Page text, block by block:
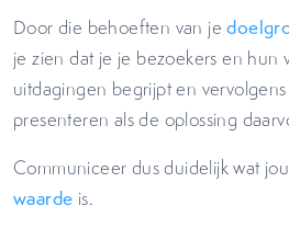
Door die behoeften van je
je zien dat je je bezoekers en hun
uitdagingen begrijpt en
presenteren als de oplossing
Communiceer dus duidelijk wat
waarde is.